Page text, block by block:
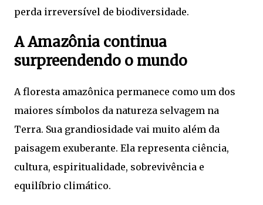
perda irreversível de biodiversidade.
A Amazônia continua
surpreendendo o mundo
A floresta amazônica permanece como um dos
maiores símbolos da natureza selvagem na
Terra. Sua grandiosidade vai muito além da
paisagem exuberante. Ela representa ciência,
cultura, espiritualidade, sobrevivência e
equilíbrio climático.